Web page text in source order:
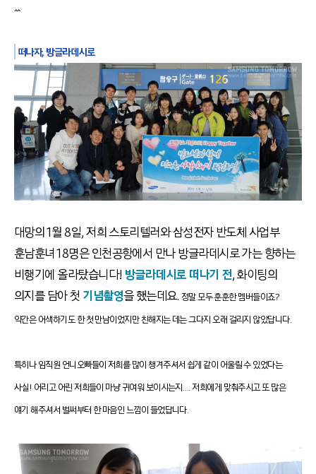
^^
떠나자, 방글라데시로
대망의 1월 8일, 저희 스토리텔러와 삼성전자 반도체 사업부
훈남훈녀 18명은 인천공항에서 만나 방글라데시로 가는 향하는
비행기에 올라탔습니다! 방글라데시로 떠나기 전, 화이팅의
의지를 담아 첫 기념촬영을 했는데요. 정말 모두 훈훈한 멤버들이죠?
약간은 어색하기도 한 첫 만남이었지만 친해지는 데는 그다지 오래 걸리지 않았답니다.
특히나 임직원 언니오빠들이 저희를 많이 챙겨주셔서 쉽게 같이 어울릴 수 있었다는
사실! 어리고 어린 저희들이 마냥 귀여워 보이시는지…. 저희에게 맞춰주시고 또 많은
얘기 해주셔서 벌써부터 한 마음인 느낌이 들었답니다.